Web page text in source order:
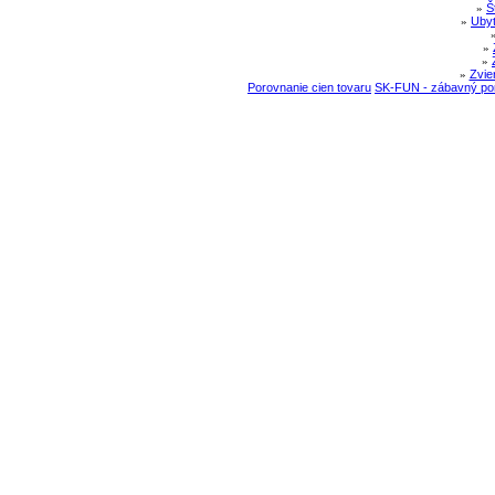
»
»
»
»
»
Porovnanie cien tovaru SK-FUN - zábavný